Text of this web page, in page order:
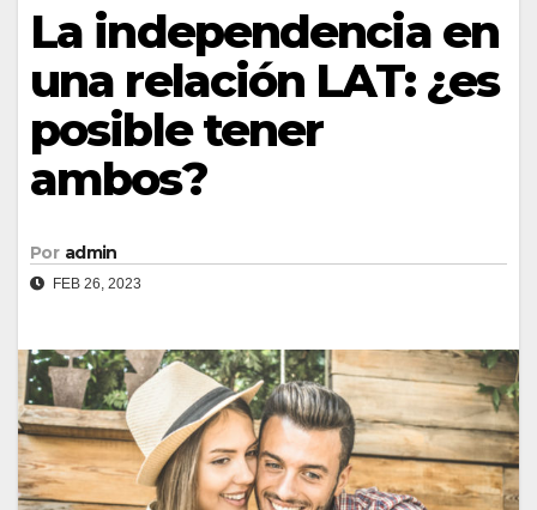
La independencia en
una relación LAT: ¿es
posible tener
ambos?
Por admin
FEB 26, 2023